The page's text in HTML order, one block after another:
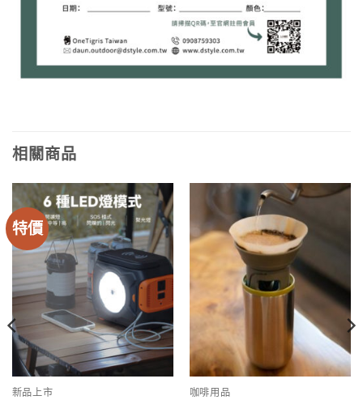
相關商品
特價
新品上市 咖啡用品